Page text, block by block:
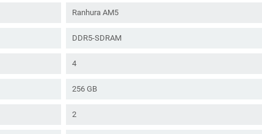
Ranhura AM5
DDR5-SDRAM
4
256 GB
2